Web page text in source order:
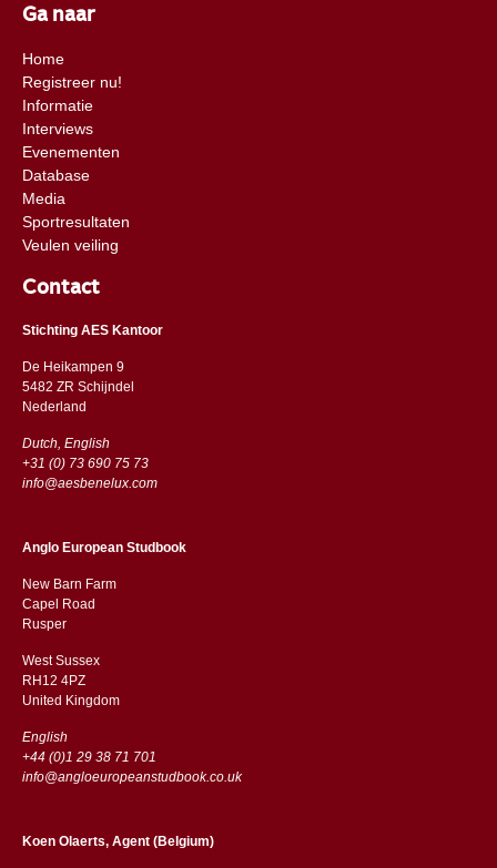
Ga naar
Home
Registreer nu!
Informatie
Interviews
Evenementen
Database
Media
Sportresultaten
Veulen veiling
Contact
Stichting AES Kantoor
De Heikampen 9
5482 ZR Schijndel
​​Nederland
Dutch, English
+31 (0) 73 690 75 73
info@aesbenelux.com
Anglo European Studbook
New Barn Farm
Capel Road
​​Rusper
West Sussex
RH12 4PZ
​​United Kingdom
English
+44 (0)1 29 38 71 701
info@angloeuropeanstudbook.co.uk
Koen Olaerts, Agent (Belgium)